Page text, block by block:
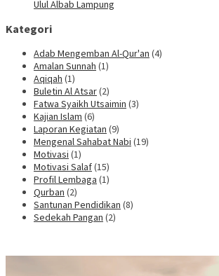
Ulul Albab Lampung
Kategori
Adab Mengemban Al-Qur'an (4)
Amalan Sunnah (1)
Aqiqah (1)
Buletin Al Atsar(2)
Fatwa Syaikh Utsaimin (3)
Kajian Islam (6)
Laporan Kegiatan (9)
Mengenal Sahabat Nabi (19)
Motivasi (1)
Motivasi Salaf(15)
Profil Lembaga (1)
Qurban (2)
Santunan Pendidikan (8)
Sedekah Pangan (2)